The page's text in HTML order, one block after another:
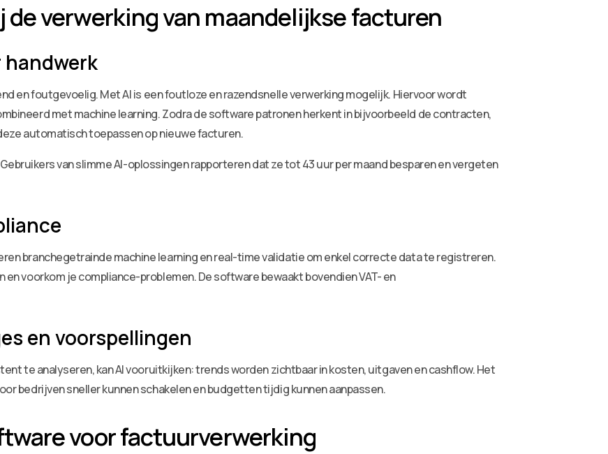
de verwerking van maandelijkse facturen
en foutgevoelig. Met AI is een foutloze en razendsnelle verwerking mogelijk. Hiervoor wordt
met machine learning. Zodra de software patronen herkent in bijvoorbeeld de contracten,
automatisch toepassen op nieuwe facturen.
van slimme AI-oplossingen rapporteren dat ze tot 43 uur per maand besparen en vergeten
branchegetrainde machine learning en real-time validatie om enkel correcte data te registreren.
voorkom je compliance-problemen. De software bewaakt bovendien VAT- en
en voorspellingen
te analyseren, kan AI vooruitkijken: trends worden zichtbaar in kosten, uitgaven en cashflow. Het
bedrijven sneller kunnen schakelen en budgetten tijdig kunnen aanpassen.
voor factuurverwerking